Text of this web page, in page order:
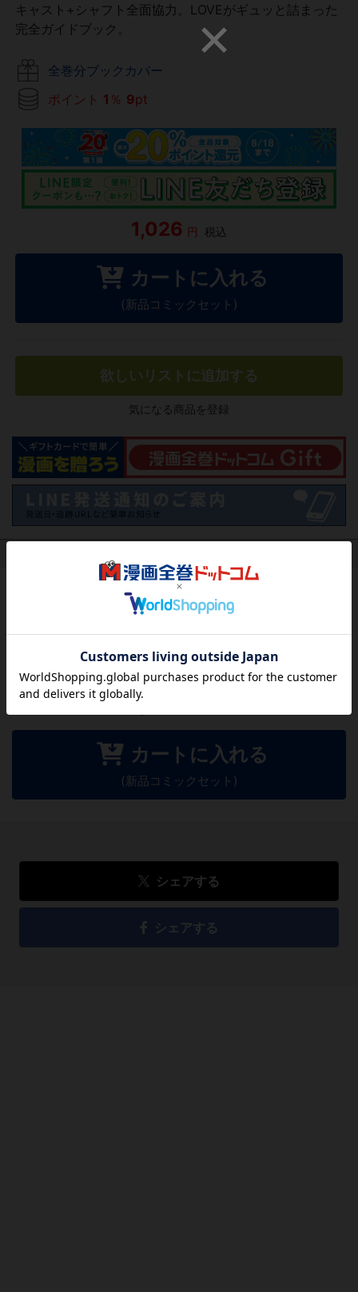
キャスト+シャフト全面協力。LOVEがギュッと詰まった
完全ガイドブック。
全巻分ブックカバー
ポイント 1 ％ 9pt
1,026 円 税込
カートに入れる
(新品コミックセット)
欲しいリストに追加する
気になる商品を登録
この作品にはまだレビューがありません。 今後読まれる
方のために感想を共有してもらえませんか？
レビューを書く
1,026
カートに入れる
(新品コミックセット)
シェアする
シェアする